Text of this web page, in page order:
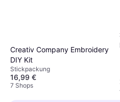
Creativ Company Embroidery
DIY Kit
Stickpackung
16,99 €
7 Shops